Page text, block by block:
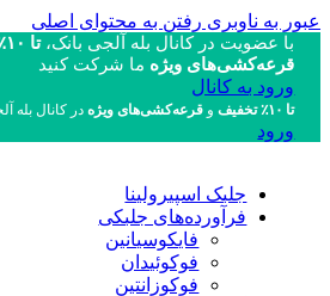
عبور به ناوبری رفتن به محتوای اصلی
با عضویت در کانال بله آلجی بانک، تا ۱۰٪ تخفیف
قرعه‌کشی‌های ویژه ما شرکت کنید
ورود به کانال
تا ۱۰٪ تخفیف و قرعه‌کشی‌های ویژهدر کانال بله
ورود
جلبک اسپیرولینا
فرآورده‌های جلبکی
فایکوسیانین
فوکوئیدان
فوکوزانتین